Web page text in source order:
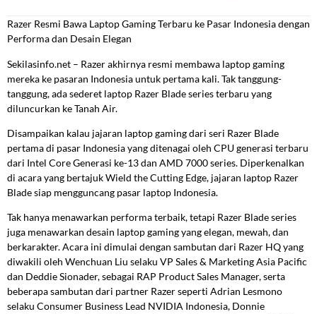
Razer Resmi Bawa Laptop Gaming Terbaru ke Pasar Indonesia dengan
Performa dan Desain Elegan
Sekilasinfo.net – Razer akhirnya resmi membawa laptop gaming
mereka ke pasaran Indonesia untuk pertama kali. Tak tanggung-
tanggung, ada sederet laptop Razer Blade series terbaru yang
diluncurkan ke Tanah Air.
Disampaikan kalau jajaran laptop gaming dari seri Razer Blade
pertama di pasar Indonesia yang ditenagai oleh CPU generasi terbaru
dari Intel Core Generasi ke-13 dan AMD 7000 series. Diperkenalkan
di acara yang bertajuk Wield the Cutting Edge, jajaran laptop Razer
Blade siap mengguncang pasar laptop Indonesia.
Tak hanya menawarkan performa terbaik, tetapi Razer Blade series
juga menawarkan desain laptop gaming yang elegan, mewah, dan
berkarakter. Acara ini dimulai dengan sambutan dari Razer HQ yang
diwakili oleh Wenchuan Liu selaku VP Sales & Marketing Asia Pacific
dan Deddie Sionader, sebagai RAP Product Sales Manager, serta
beberapa sambutan dari partner Razer seperti Adrian Lesmono
selaku Consumer Business Lead NVIDIA Indonesia, Donnie